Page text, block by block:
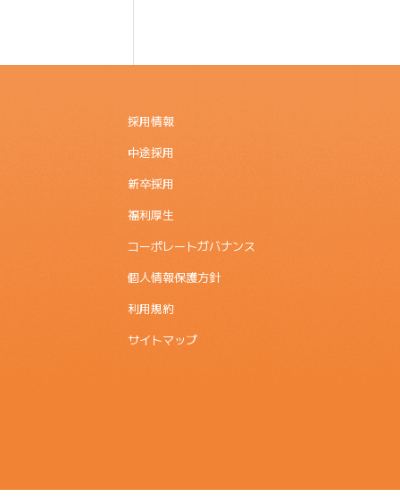
採用情報
中途採用
新卒採用
福利厚生
コーポレートガバナンス
個人情報保護方針
利用規約
サイトマップ